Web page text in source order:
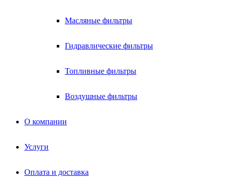
Масляные фильтры
Гидравлические фильтры
Топливные фильтры
Воздушные фильтры
О компании
Услуги
Оплата и доставка